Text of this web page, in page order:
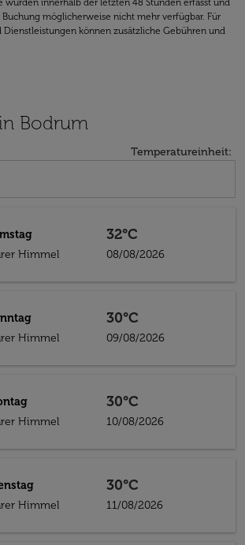
wurden innerhalb der letzten 48 Stunden erfasst und
möglicherweise nicht mehr verfügbar. Für
können zusätzliche Gebühren und
Bodrum
Temperatureinheit:
Himmel
32°C
08/08/2026
Himmel
30°C
09/08/2026
Himmel
30°C
10/08/2026
Himmel
30°C
11/08/2026